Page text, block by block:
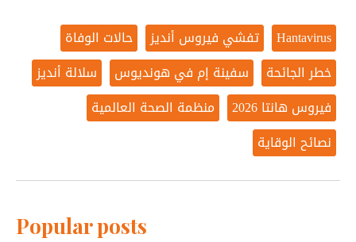
Hantavirus تفشي فيروس أنديز
حالات الوفاة
خطر الجائحة
سفينة إم في هونديوس
سلالة أنديز
فيروس هانتا 2026
منظمة الصحة العالمية
نصائح الوقاية
Popular posts